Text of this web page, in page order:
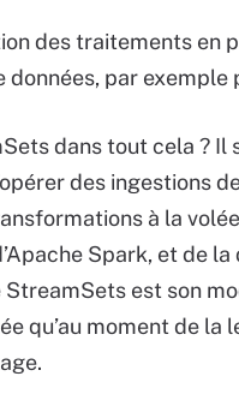
des traitements en
par exemple
dans tout cela ? Il
des ingestions
à la
Spark, et de
est son
qu’au moment de la